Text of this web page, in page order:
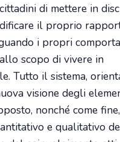
di mettere in
il proprio
i propri
scopo di vivere in
Tutto il sistema,
visione degli
nonché come fine,
e qualitativo